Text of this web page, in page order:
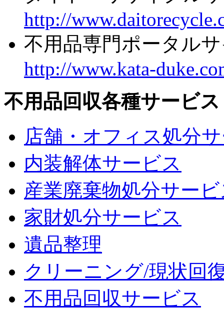
http://
不用品専門ポータル
http://www.kata-
不用品回収各種サービス
店舗・オフィス処分
内装解体サービス
産業廃棄物処分サー
家財処分サービス
遺品整理
クリーニング/現状回
不用品回収サービス